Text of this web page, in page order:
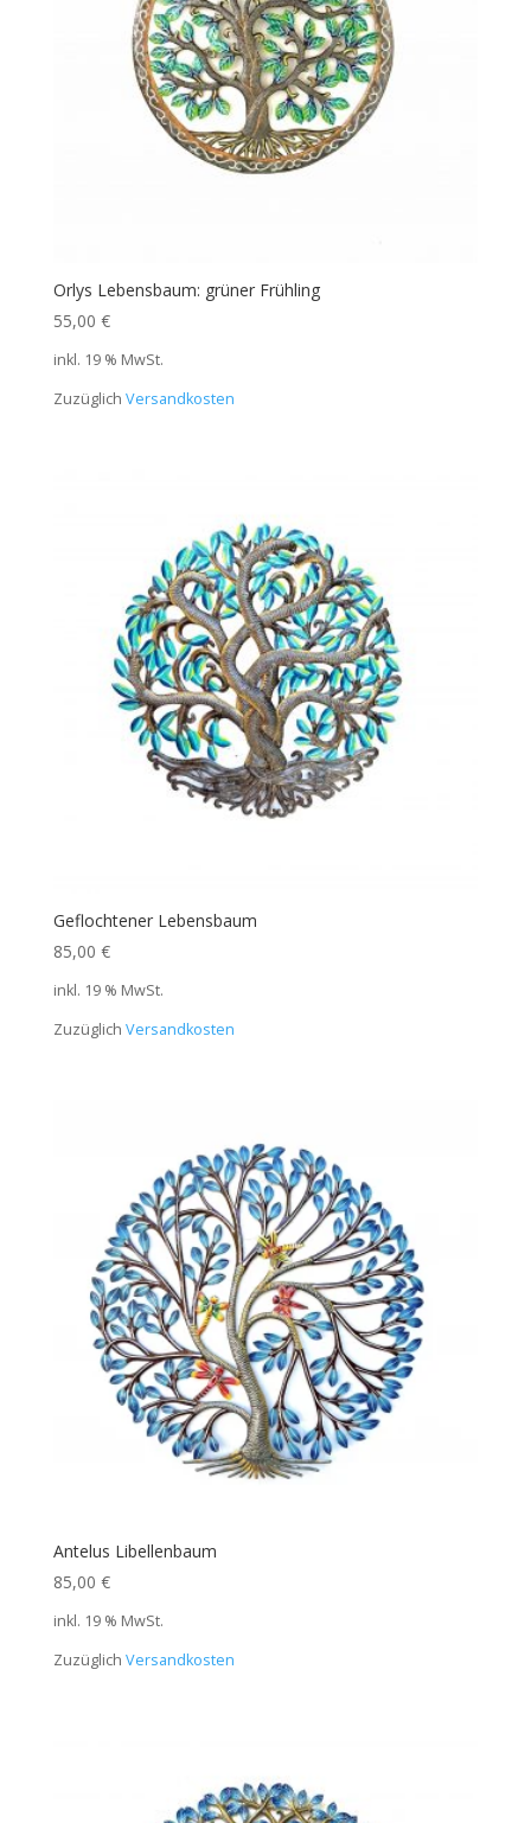
Orlys Lebensbaum: grüner Frühling
55,00 €
inkl. 19 % MwSt.
Zuzüglich Versandkosten
Geflochtener Lebensbaum
85,00 €
inkl. 19 % MwSt.
Zuzüglich Versandkosten
Antelus Libellenbaum
85,00 €
inkl. 19 % MwSt.
Zuzüglich Versandkosten